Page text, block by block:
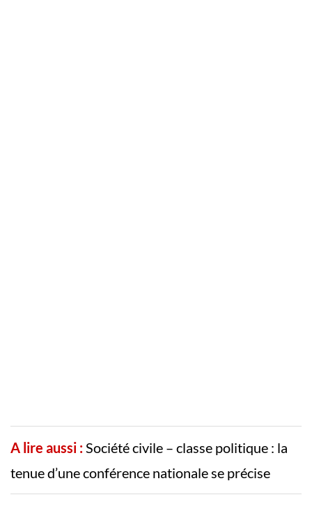
A lire aussi : Société civile – classe politique : la
tenue d’une conférence nationale se précise